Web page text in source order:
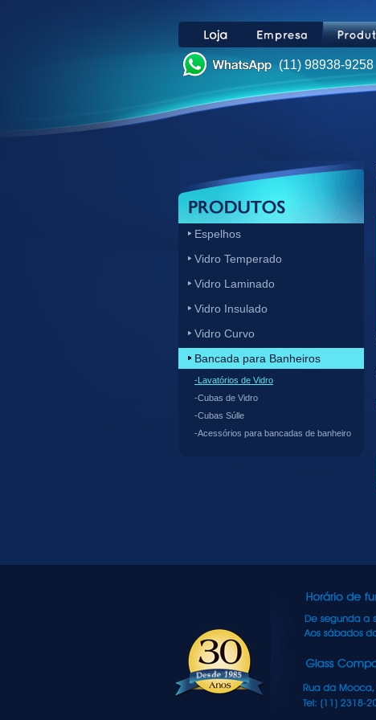
(11) 98938-9258
Espelhos
Vidro Temperado
Vidro Laminado
Vidro Insulado
Vidro Curvo
Bancada para Banheiros
-Lavatórios de Vidro
-Cubas de Vidro
-Cubas Súlle
-Acessórios para bancadas de banheiro